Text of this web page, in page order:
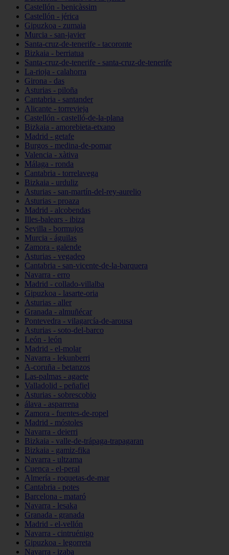
Castellón - benicàssim
Castellón - jérica
Gipuzkoa - zumaia
Murcia - san-javier
Santa-cruz-de-tenerife - tacoronte
Bizkaia - berriatua
Santa-cruz-de-tenerife - santa-cruz-de-tenerife
La-rioja - calahorra
Girona - das
Asturias - piloña
Cantabria - santander
Alicante - torrevieja
Castellón - castelló-de-la-plana
Bizkaia - amorebieta-etxano
Madrid - getafe
Burgos - medina-de-pomar
Valencia - xàtiva
Málaga - ronda
Cantabria - torrelavega
Bizkaia - urduliz
Asturias - san-martín-del-rey-aurelio
Asturias - proaza
Madrid - alcobendas
Illes-balears - ibiza
Sevilla - bormujos
Murcia - águilas
Zamora - galende
Asturias - vegadeo
Cantabria - san-vicente-de-la-barquera
Navarra - erro
Madrid - collado-villalba
Gipuzkoa - lasarte-oria
Asturias - aller
Granada - almuñécar
Pontevedra - vilagarcía-de-arousa
Asturias - soto-del-barco
León - león
Madrid - el-molar
Navarra - lekunberri
A-coruña - betanzos
Las-palmas - agaete
Valladolid - peñafiel
Asturias - sobrescobio
álava - asparrena
Zamora - fuentes-de-ropel
Madrid - móstoles
Navarra - deierri
Bizkaia - valle-de-trápaga-trapagaran
Bizkaia - gamiz-fika
Navarra - ultzama
Cuenca - el-peral
Almería - roquetas-de-mar
Cantabria - potes
Barcelona - mataró
Navarra - lesaka
Granada - granada
Madrid - el-vellón
Navarra - cintruénigo
Gipuzkoa - legorreta
Navarra - izaba